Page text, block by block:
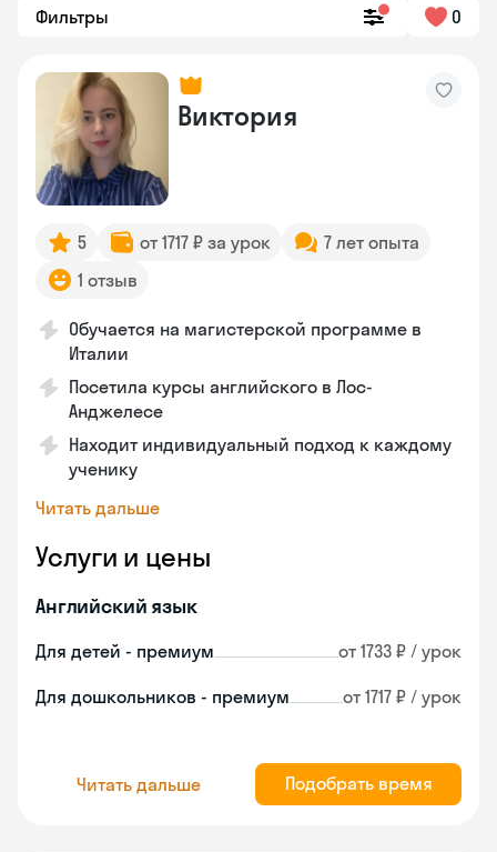
Фильтры 0
Виктория
5 от 1717 ₽ за урок
7 лет опыта
1 отзыв
Обучается на магистерской программе в
Италии
Посетила курсы английского в Лос-
Анджелесе
Находит индивидуальный подход к каждому
ученику
Читать дальше
Услуги и цены
Английский язык
Для детей - премиум от 1733 ₽ / урок
Для дошкольников - премиум от 1717 ₽ / урок
Читать дальше Подобрать время